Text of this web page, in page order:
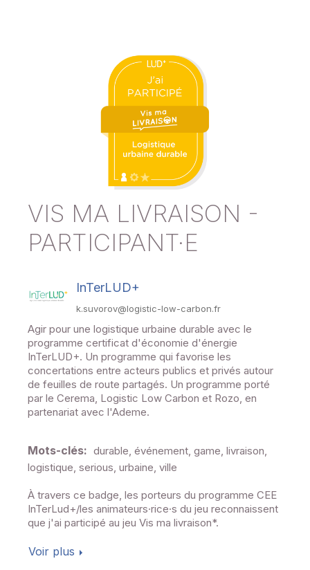
VIS MA LIVRAISON -
PARTICIPANT·E
InTerLUD+
k.suvorov@logistic-low-carbon.fr
Agir pour une logistique urbaine durable avec le
programme certificat d'économie d'énergie
InTerLUD+. Un programme qui favorise les
concertations entre acteurs publics et privés autour
de feuilles de route partagés. Un programme porté
par le Cerema, Logistic Low Carbon et Rozo, en
partenariat avec l'Ademe.
Mots-clés: durable, événement, game, livraison,
logistique, serious, urbaine, ville
À travers ce badge, les porteurs du programme CEE
InTerLud+/les animateurs·rice·s du jeu reconnaissent
que j'ai participé au jeu Vis ma livraison*.
Voir plus